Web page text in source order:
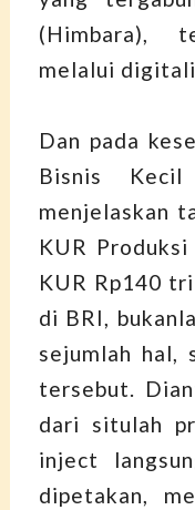
(Himbara),
melalui
Dan pada
Bisnis
menjelaskan
KUR
KUR Rp140
di BRI,
sejumlah hal,
tersebut.
dari situlah
inject
dipetakan,